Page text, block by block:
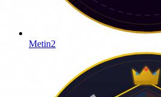
Metin2